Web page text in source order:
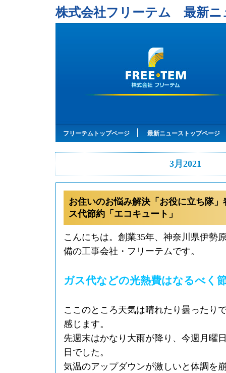
株式会社フリーテム 最新ニ
フリーテムトップページ 最新ニューストップページ
3月2021
お住いのお悩み解決「お役に立ち隊
ス代節約「エコキュート」
こんにちは。創業35年、神奈川県伊勢
備の工事会社・フリーテムです。
ガス代などの光熱費はなるべく
ここのところ天気は晴れたり曇ったり
感じます。
先週末はかなり大雨が降り、今週月曜
日でした。
気温のアップダウンが激しいと体調を